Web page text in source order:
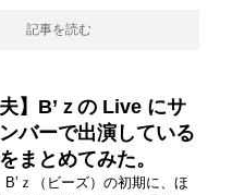
記事を読む
夫】B’ｚの Live にサ
バーで出演している
まとめてみた。
ｚ（ビーズ）の初期に、ほ